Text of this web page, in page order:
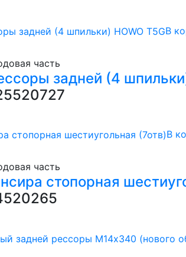
В
часть
задней (4
В
часть
стопорная